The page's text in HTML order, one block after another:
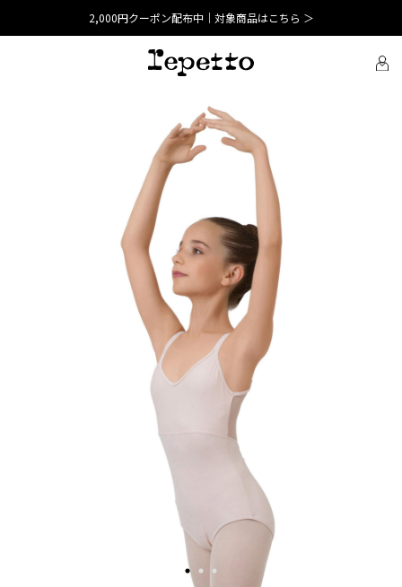
2,000円クーポン配布中｜対象商品はこちら ＞